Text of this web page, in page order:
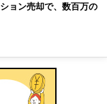
ョン売却で、数百万の